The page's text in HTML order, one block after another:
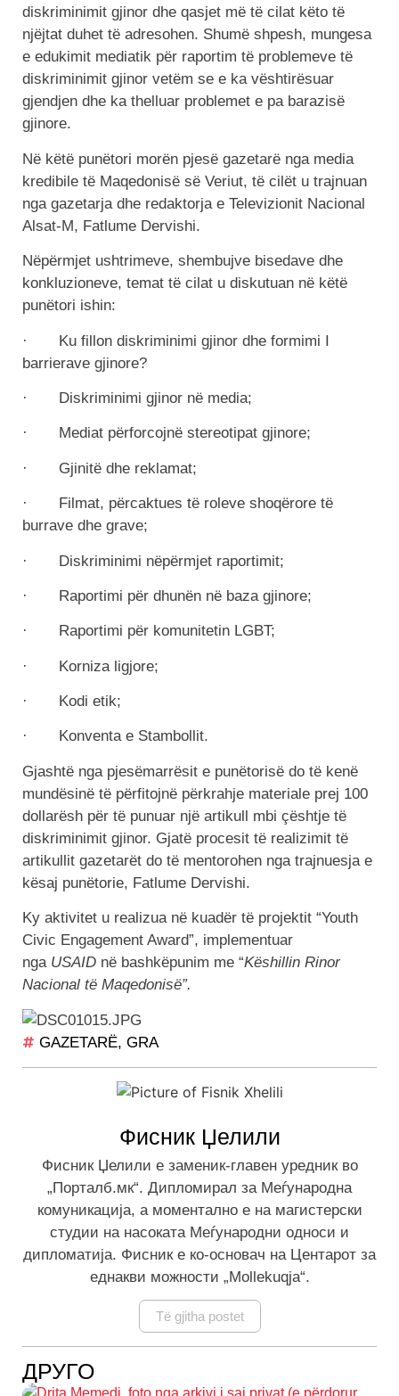
diskriminimit gjinor dhe qasjet më të cilat këto të
njëjtat duhet të adresohen. Shumë shpesh, mungesa
e edukimit mediatik për raportim të problemeve të
diskriminimit gjinor vetëm se e ka vështirësuar
gjendjen dhe ka thelluar problemet e pa barazisë
gjinore.
Në këtë punëtori morën pjesë gazetarë nga media
kredibile të Maqedonisë së Veriut, të cilët u trajnuan
nga gazetarja dhe redaktorja e Televizionit Nacional
Alsat-M, Fatlume Dervishi.
Nëpërmjet ushtrimeve, shembujve bisedave dhe
konkluzioneve, temat të cilat u diskutuan në këtë
punëtori ishin:
· Ku fillon diskriminimi gjinor dhe formimi I
barrierave gjinore?
· Diskriminimi gjinor në media;
· Mediat përforcojnë stereotipat gjinore;
· Gjinitë dhe reklamat;
· Filmat, përcaktues të roleve shoqërore të
burrave dhe grave;
· Diskriminimi nëpërmjet raportimit;
· Raportimi për dhunën në baza gjinore;
· Raportimi për komunitetin LGBT;
· Korniza ligjore;
· Kodi etik;
· Konventa e Stambollit.
Gjashtë nga pjesëmarrësit e punëtorisë do të kenë
mundësinë të përfitojnë përkrahje materiale prej 100
dollarësh për të punuar një artikull mbi çështje të
diskriminimit gjinor. Gjatë procesit të realizimit të
artikullit gazetarët do të mentorohen nga trajnuesja e
kësaj punëtorie, Fatlume Dervishi.
Ky aktivitet u realizua në kuadër të projektit “Youth
Civic Engagement Award”, implementuar
nga USAID në bashkëpunim me “Këshillin Rinor
Nacional të Maqedonisë”.
GAZETARË, GRA
Фисник Џелили
Фисник Џелили е заменик-главен уредник во
„Порталб.мк“. Дипломирал за Меѓународна
комуникација, а моментално е на магистерски
студии на насоката Меѓународни односи и
дипломатија. Фисник е ко-основач на Центарот за
еднакви можности „Mollekuqja“.
Të gjitha postet
ДРУГО